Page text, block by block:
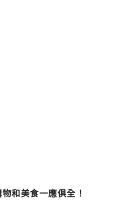
和美食一應俱全！